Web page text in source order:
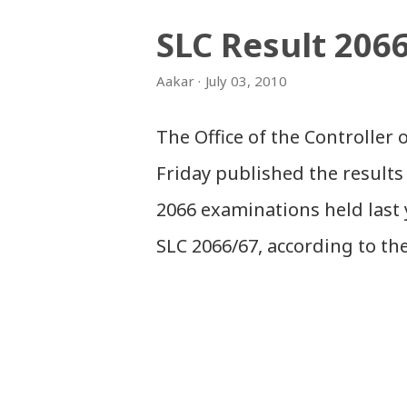
इन्टरनेटमा भेटिएका गितहरुलाई
। तपाई यदि यी गित संगितको सर्जक
गराउनुहोला । फेरी एकपटक शुभ
SLC Result
Aakar July 03, 2010
The Office of the Controller
Friday published the results
2066 examinations held last
SLC 2066/67, according to